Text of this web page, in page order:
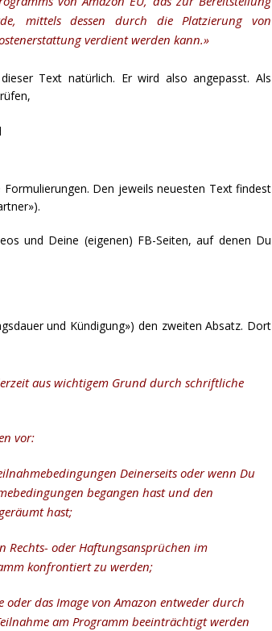
mittels dessen durch die Platzierung von
verdient werden kann.»
Text natürlich. Er wird also angepasst. Als
Den jeweils neuesten Text findest
und Deine (eigenen) FB-Seiten, auf denen Du
und Kündigung») den zweiten Absatz. Dort
aus wichtigem Grund durch schriftliche
vor:
Deinerseits oder wenn Du
begangen hast und den
hast;
Rechts- oder Haftungsansprüchen im
konfrontiert zu werden;
das Image von Amazon entweder durch
am Programm beeinträchtigt werden